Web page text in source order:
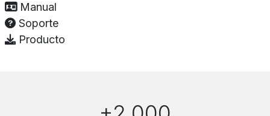
Manual
Soporte
Producto